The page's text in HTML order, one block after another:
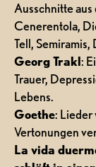
Ausschnitte
Cenerentola,
Tell, Semiramis,
Georg Trakl:
Trauer,
Lebens.
Goethe: Lieder
Vertonungen
La vida